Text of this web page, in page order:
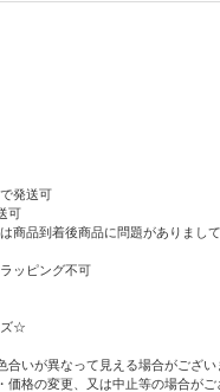
発送可
可
商品到着後商品に問題がありまして
ッピング不可
ズ☆
いが異なって見える場合がござい
価格の変更、又は中止等の場合が